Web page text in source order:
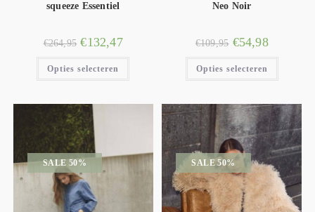
squeeze Essentiel
€264,95 €132,47
Opties selecteren
Neo Noir
€109,95 €54,98
Opties selecteren
SALE 50% SALE 50%